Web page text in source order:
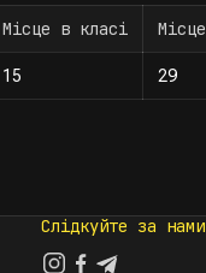
Місце в класі Місце
15 29
Слідкуйте за нами